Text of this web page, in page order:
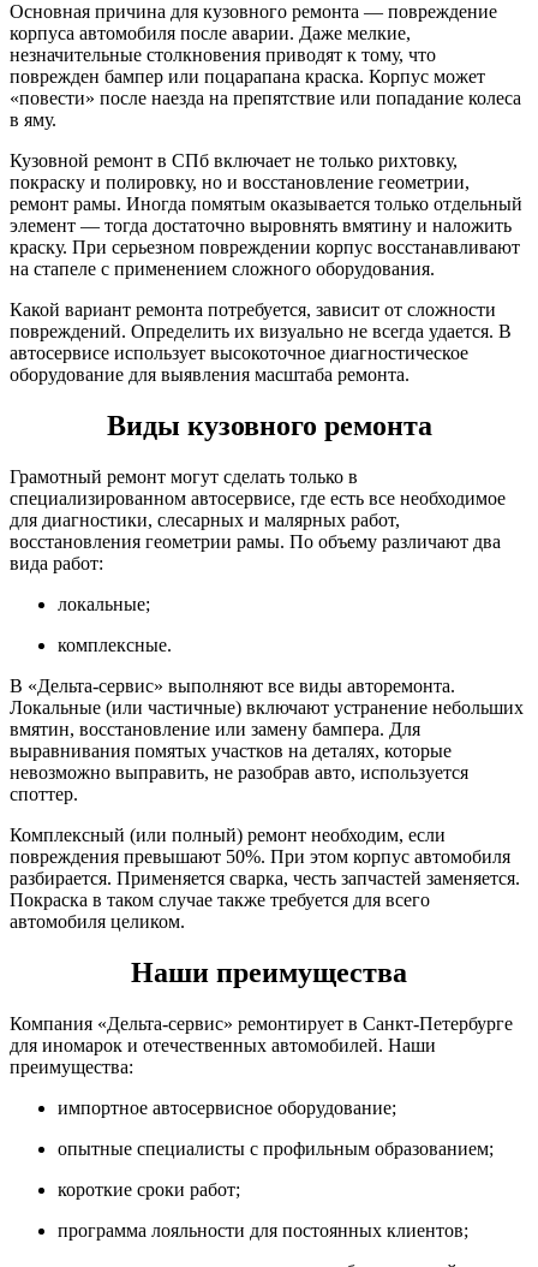
Основная причина для кузовного ремонта — повреждение
корпуса автомобиля после аварии. Даже мелкие,
незначительные столкновения приводят к тому, что
поврежден бампер или поцарапана краска. Корпус может
«повести» после наезда на препятствие или попадание колеса
в яму.
Кузовной ремонт в СПб включает не только рихтовку,
покраску и полировку, но и восстановление геометрии,
ремонт рамы. Иногда помятым оказывается только отдельный
элемент — тогда достаточно выровнять вмятину и наложить
краску. При серьезном повреждении корпус восстанавливают
на стапеле с применением сложного оборудования.
Какой вариант ремонта потребуется, зависит от сложности
повреждений. Определить их визуально не всегда удается. В
автосервисе использует высокоточное диагностическое
оборудование для выявления масштаба ремонта.
Виды кузовного ремонта
Грамотный ремонт могут сделать только в
специализированном автосервисе, где есть все необходимое
для диагностики, слесарных и малярных работ,
восстановления геометрии рамы. По объему различают два
вида работ:
локальные;
комплексные.
В «Дельта-сервис» выполняют все виды авторемонта.
Локальные (или частичные) включают устранение небольших
вмятин, восстановление или замену бампера. Для
выравнивания помятых участков на деталях, которые
невозможно выправить, не разобрав авто, используется
споттер.
Комплексный (или полный) ремонт необходим, если
повреждения превышают 50%. При этом корпус автомобиля
разбирается. Применяется сварка, честь запчастей заменяется.
Покраска в таком случае также требуется для всего
автомобиля целиком.
Наши преимущества
Компания «Дельта-сервис» ремонтирует в Санкт-Петербурге
для иномарок и отечественных автомобилей. Наши
преимущества:
импортное автосервисное оборудование;
опытные специалисты с профильным образованием;
короткие сроки работ;
программа лояльности для постоянных клиентов;